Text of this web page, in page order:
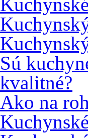
Sú
kvalitné?
Ako na